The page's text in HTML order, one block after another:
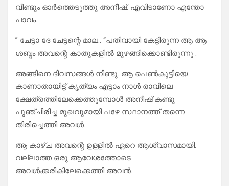
വീണ്ടും ഓർത്തെടുത്തു അനീഷ്. എവിടാണോ എന്തോ
പാവം.
” ചേട്ടാ ദേ ചേട്ടന്റെ മാല.. “പതിവായി കേട്ടിരുന്ന ആ ആ
ശബ്ദം അവന്റെ കാതുകളിൽ മുഴങ്ങിക്കൊണ്ടിരുന്നു .
അങ്ങിനെ ദിവസങ്ങൾ നീണ്ടു. ആ പെൺകുട്ടിയെ
കാണാതായിട്ട് കൃത്യം എട്ടാം നാൾ രാവിലെ
ക്ഷേത്രത്തിലേക്കെത്തുമ്പോൾ അനീഷ് കണ്ടു
പുഞ്ചിരിച്ച മുഖവുമായി പഴേ സ്ഥാനത്ത് തന്നെ
തിരിച്ചെത്തി അവൾ.
ആ കാഴ്ച അവന്റെ ഉള്ളിൽ ഏറെ ആശ്വാസമായി.
വല്ലാത്ത ഒരു ആവേശത്തോടെ
അവൾക്കരികിലേക്കെത്തി അവൻ.